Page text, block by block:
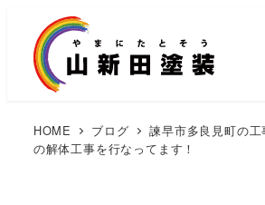
HOME ブログ
諫早市多良見町の
の解体工事を行なってます！